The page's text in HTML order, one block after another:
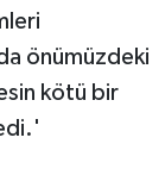
önümüzdeki
kötü bir